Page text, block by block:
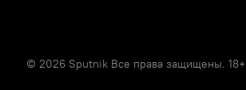
© 2026 Sputnik Все права защищены. 18+